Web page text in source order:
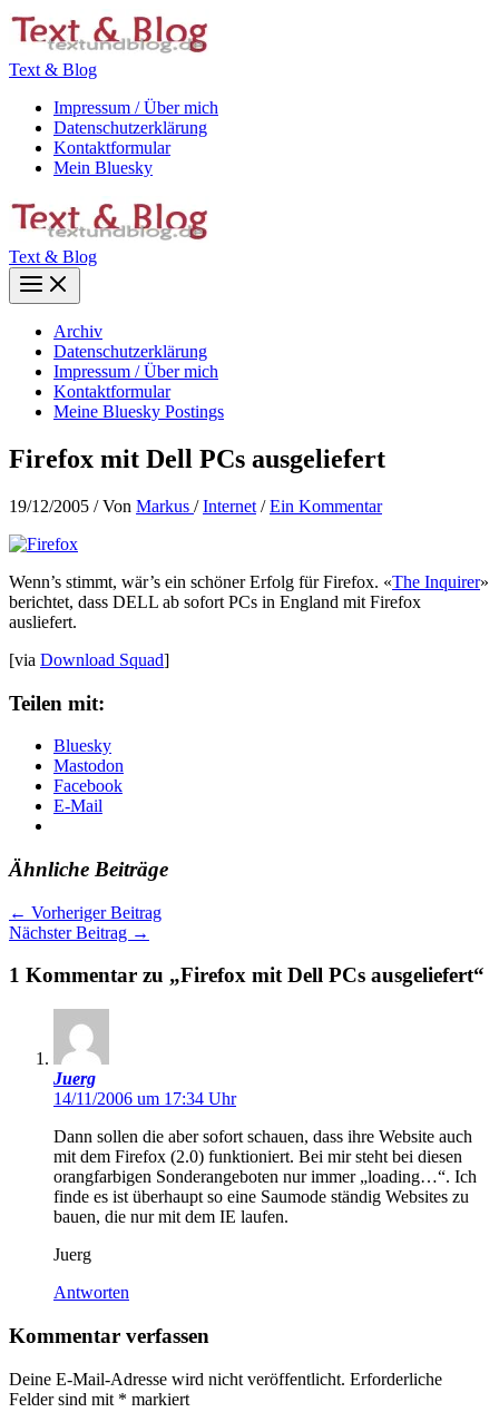
Zum
Inhalt
Text & Blog
Impressum / Über mich
Datenschutzerklärung
Kontaktformular
Mein Bluesky
Text & Blog
Main
Menu
Archiv
Datenschutzerklärung
Impressum / Über mich
Kontaktformular
Meine Bluesky Postings
Firefox mit Dell PCs ausgeliefert
19/12/2005 / Von Markus /Internet /Ein Kommentar
Wenn’s stimmt, wär’s ein schöner Erfolg für Firefox. «The Inquirer»
berichtet, dass DELL ab sofort PCs in England mit Firefox
ausliefert.
[via Download Squad]
Teilen mit:
Bluesky
Mastodon
Facebook
E-Mail
Ähnliche Beiträge
← Vorheriger Beitrag
Nächster Beitrag →
1 Kommentar zu „Firefox mit Dell PCs ausgeliefert“
Juerg
14/11/2006 um 17:34 Uhr
Dann sollen die aber sofort schauen, dass ihre Website auch
mit dem Firefox (2.0) funktioniert. Bei mir steht bei diesen
orangfarbigen Sonderangeboten nur immer „loading…“. Ich
finde es ist überhaupt so eine Saumode ständig Websites zu
bauen, die nur mit dem IE laufen.
Juerg
Antworten
Kommentar verfassen
Deine E-Mail-Adresse wird nicht veröffentlicht. Erforderliche
Felder sind mit * markiert